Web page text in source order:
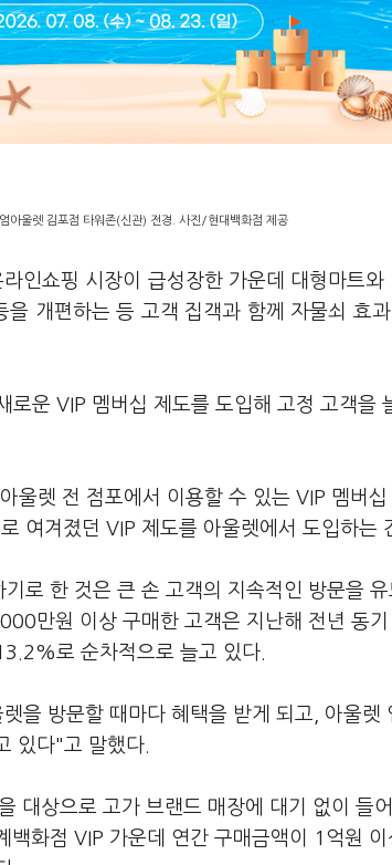
아울렛 김포점 타워존(신관) 전경. 사진/현대백화점 제공
인쇼핑 시장이 급성장한 가운데 대형마트
을 개편하는 등 고객 집객과 함께 자물쇠
로운 VIP 멤버십 제도를 도입해 고정 고객을
울렛 전 점포에서 이용할 수 있는 VIP 멤버
여겨졌던 VIP 제도를 아울렛에서 도입하는
로 한 것은 큰 손 고객의 지속적인 방문을
만원 이상 구매한 고객은 지난해 전년 동
로 순차적으로 늘고 있다.
을 방문할 때마다 혜택을 받게 되고, 아울렛
있다"고 말했다.
대상으로 고가 브랜드 매장에 대기 없이 들
화점 VIP 가운데 연간 구매금액이 1억원